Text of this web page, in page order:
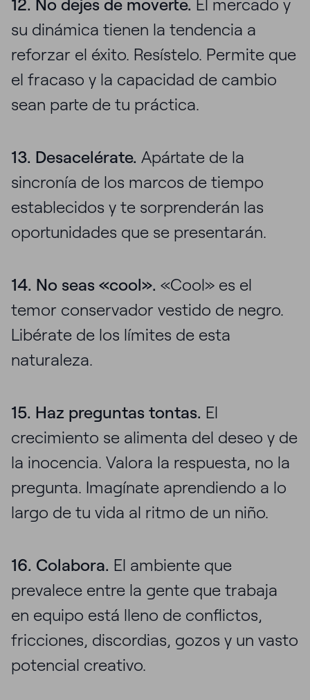
12. No dejes de moverte. El mercado y
su dinámica tienen la tendencia a
reforzar el éxito. Resístelo. Permite que
el fracaso y la capacidad de cambio
sean parte de tu práctica.
13. Desacelérate. Apártate de la
sincronía de los marcos de tiempo
establecidos y te sorprenderán las
oportunidades que se presentarán.
14. No seas «cool». «Cool» es el
temor conservador vestido de negro.
Libérate de los límites de esta
naturaleza.
15. Haz preguntas tontas. El
crecimiento se alimenta del deseo y de
la inocencia. Valora la respuesta, no la
pregunta. Imagínate aprendiendo a lo
largo de tu vida al ritmo de un niño.
16. Colabora. El ambiente que
prevalece entre la gente que trabaja
en equipo está lleno de conflictos,
fricciones, discordias, gozos y un vasto
potencial creativo.